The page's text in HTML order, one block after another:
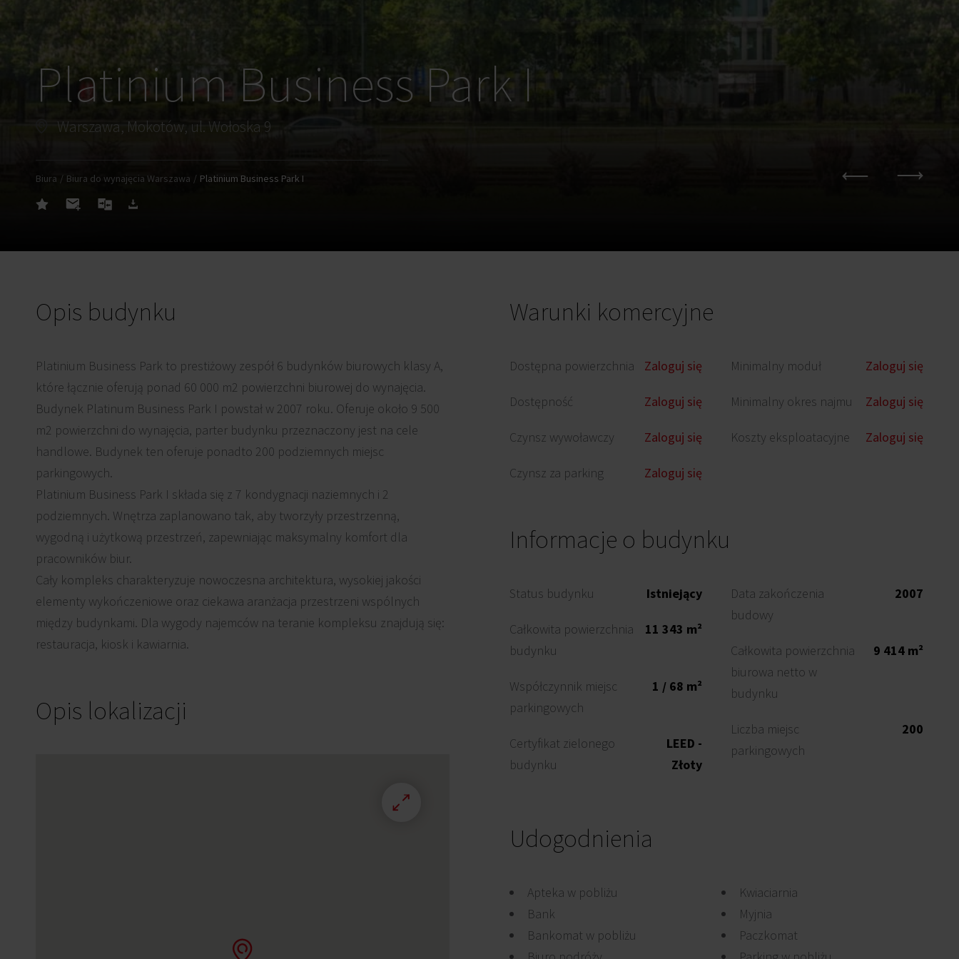
Platinium Business Park I
Warszawa, Mokotów, ul. Wołoska 9
Biura Biura do wynajęcia Warszawa Platinium Business Park I
Opis budynku
Platinium Business Park to prestiżowy zespół 6 budynków biurowych klasy A,
które łącznie oferują ponad 60 000 m2 powierzchni biurowej do wynajęcia.
Budynek Platinum Business Park I powstał w 2007 roku. Oferuje około 9 500
m2 powierzchni do wynajęcia, parter budynku przeznaczony jest na cele
handlowe. Budynek ten oferuje ponadto 200 podziemnych miejsc
parkingowych.
Platinium Business Park I składa się z 7 kondygnacji naziemnych i 2
podziemnych. Wnętrza zaplanowano tak, aby tworzyły przestrzenną,
wygodną i użytkową przestrzeń, zapewniając maksymalny komfort dla
pracowników biur.
Cały kompleks charakteryzuje nowoczesna architektura, wysokiej jakości
elementy wykończeniowe oraz ciekawa aranżacja przestrzeni wspólnych
między budynkami. Dla wygody najemców na teranie kompleksu znajdują się:
restauracja, kiosk i kawiarnia.
Opis lokalizacji
Warunki komercyjne
Dostępna powierzchnia Zaloguj się
Dostępność Zaloguj się
Czynsz wywoławczy Zaloguj się
Czynsz za parking Zaloguj się
Minimalny moduł Zaloguj się
Minimalny okres najmu Zaloguj się
Koszty eksploatacyjne Zaloguj się
Informacje o budynku
Status budynku Istniejący
Całkowita powierzchnia
budynku
11 343 m²
Współczynnik miejsc
parkingowych
1 / 68 m²
Certyfikat zielonego
budynku
LEED -
Złoty
Data zakończenia
budowy
2007
Całkowita powierzchnia
biurowa netto w
budynku
9 414 m²
Liczba miejsc
parkingowych
200
Udogodnienia
Apteka w pobliżu
Bank
Bankomat w pobliżu
Kwiaciarnia
Myjnia
Paczkomat